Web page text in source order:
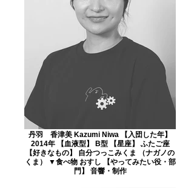
丹羽 香津美 Kazumi Niwa 【入団した年】
2014年 【血液型】 B型 【星座】 ふたご座
【好きなもの】 自分つっこみくま （ナガノの
くま） ▼食べ物 おすし 【やってみたい役・部
門】 音響・制作